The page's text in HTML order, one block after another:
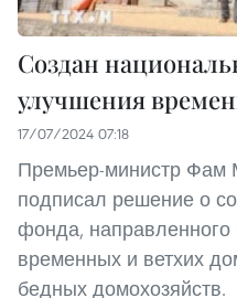
Создан
улучшения
17/07/2024 07:18
Премьер-министр Фам
подписал решение о
фонда, направленного
временных и ветхих
бедных домохозяйств.